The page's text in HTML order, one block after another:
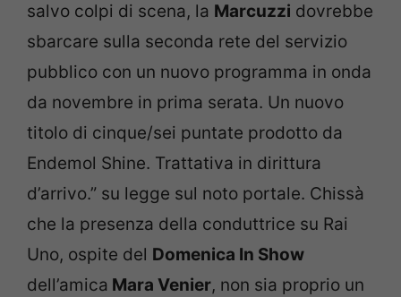
salvo colpi di scena, la Marcuzzi dovrebbe
sbarcare sulla seconda rete del servizio
pubblico con un nuovo programma in onda
da novembre in prima serata. Un nuovo
titolo di cinque/sei puntate prodotto da
Endemol Shine. Trattativa in dirittura
d’arrivo.” su legge sul noto portale. Chissà
che la presenza della conduttrice su Rai
Uno, ospite del Domenica In Show
dell’amica Mara Venier, non sia proprio un